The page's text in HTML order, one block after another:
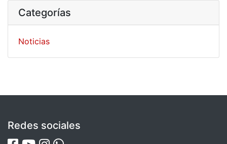
Categorías
Noticias
Redes sociales